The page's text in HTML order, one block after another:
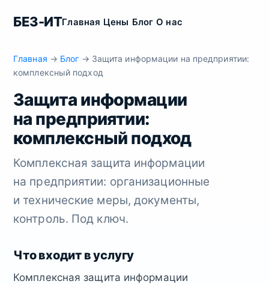
БЕЗ-ИТГлавная Цены Блог О нас
Главная → Блог → Защита информации на предприятии:
комплексный подход
Защита информации
на предприятии:
комплексный подход
Комплексная защита информации
на предприятии: организационные
и технические меры, документы,
контроль. Под ключ.
Что входит в услугу
Комплексная защита информации